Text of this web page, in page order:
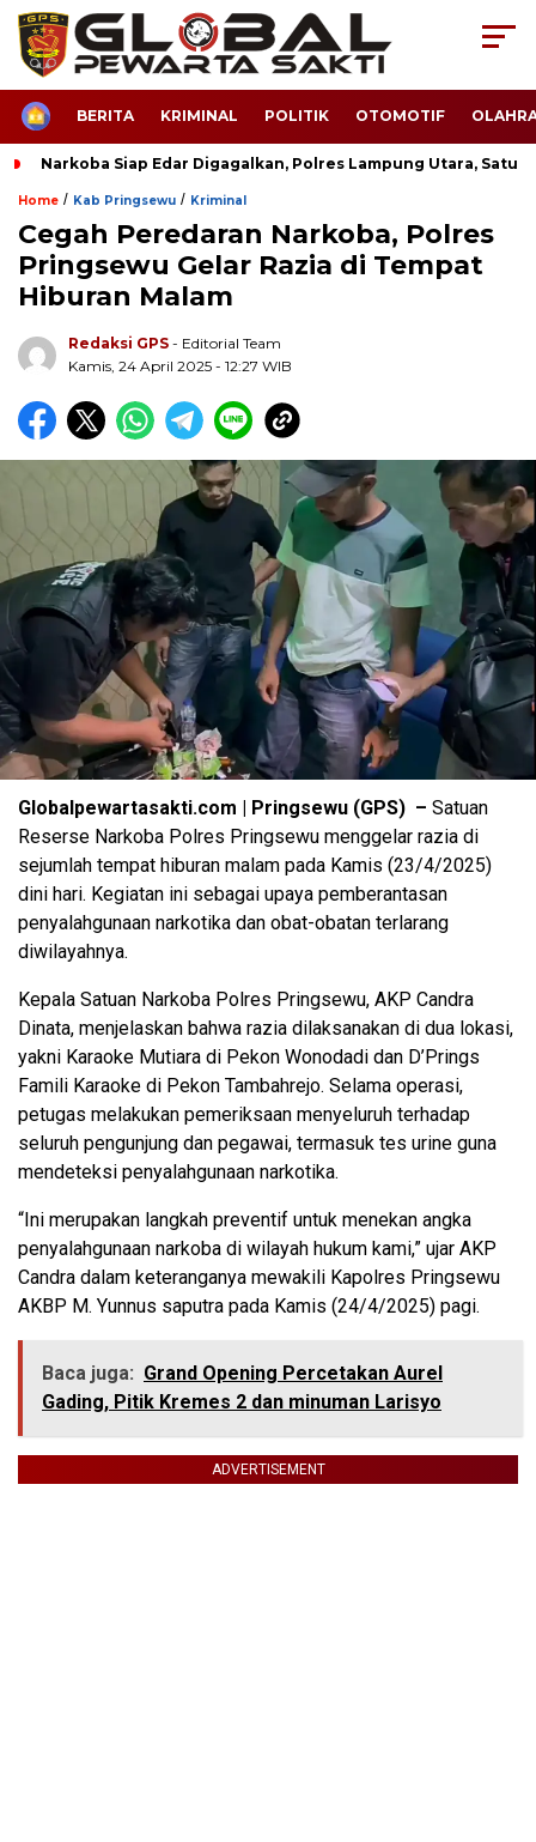
HOMEBERITA KRIMINAL POLITIK OTOMOTIF
Narkoba Siap Edar Digagalkan, Polres Lampung Utara, Satu
Home / Kab Pringsewu / Kriminal
Cegah Peredaran Narkoba, Polres
Pringsewu Gelar Razia di Tempat
Hiburan Malam
Redaksi GPS - Editorial Team
Kamis, 24 April 2025 - 12:27 WIB
Globalpewartasakti.com | Pringsewu (GPS) – Satuan
Reserse Narkoba Polres Pringsewu menggelar razia di
sejumlah tempat hiburan malam pada Kamis (23/4/2025)
dini hari. Kegiatan ini sebagai upaya pemberantasan
penyalahgunaan narkotika dan obat-obatan terlarang
diwilayahnya.
Kepala Satuan Narkoba Polres Pringsewu, AKP Candra
Dinata, menjelaskan bahwa razia dilaksanakan di dua lokasi,
yakni Karaoke Mutiara di Pekon Wonodadi dan D’Prings
Famili Karaoke di Pekon Tambahrejo. Selama operasi,
petugas melakukan pemeriksaan menyeluruh terhadap
seluruh pengunjung dan pegawai, termasuk tes urine guna
mendeteksi penyalahgunaan narkotika.
“Ini merupakan langkah preventif untuk menekan angka
penyalahgunaan narkoba di wilayah hukum kami,” ujar AKP
Candra dalam keteranganya mewakili Kapolres Pringsewu
AKBP M. Yunnus saputra pada Kamis (24/4/2025) pagi.
Baca juga: Grand Opening Percetakan Aurel
Gading, Pitik Kremes 2 dan minuman Larisyo
ADVERTISEMENT